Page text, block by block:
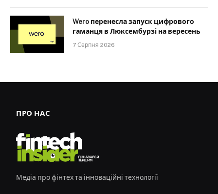
Wero перенесла запуск цифрового
гаманця в Люксембурзі на вересень
7 Серпня 2026
ПРО НАС
Медіа про фінтех та інноваційні технології